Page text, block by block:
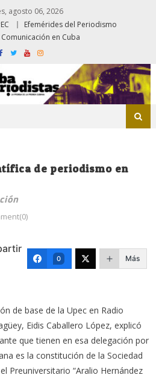
agosto 06, 2026
Efemérides del Periodismo
en Cuba
de periodismo en
0 Más
de base de la Upec en Radio
Eidis Caballero López, explicó
que tienen en esa delegación por
es la constitución de la Sociedad
Preuniversitario “Aralio Hernández